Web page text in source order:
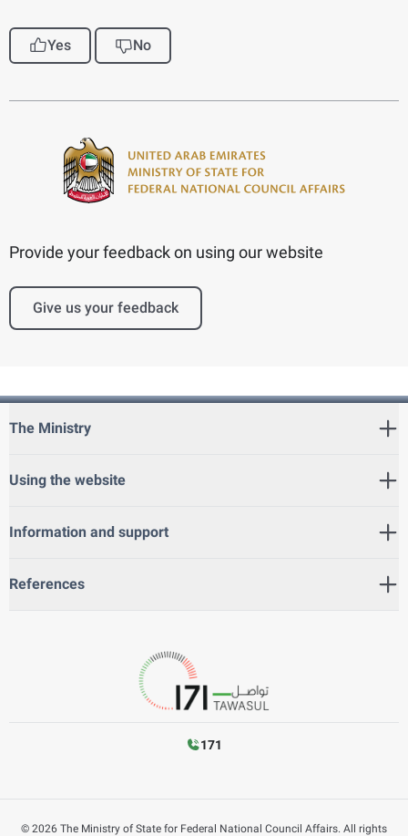
Yes No
Provide your feedback on using our website
Give us your feedback
The Ministry
Using the website
Information and support
References
171
© 2026 The Ministry of State for Federal National Council Affairs. All rights